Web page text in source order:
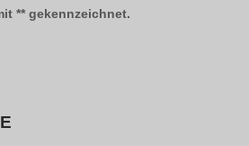
** gekennzeichnet.